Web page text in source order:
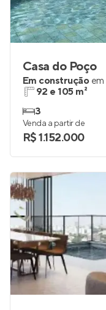
Casa do Poço
Em construção em
92 e 105 m²
3
Venda a partir de
R$ 1.152.000